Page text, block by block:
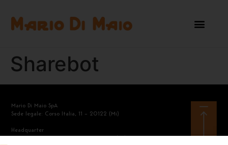
Sharebot
Mario Di Maio SpA
Sede legale: Corso Italia, 11 – 20122 (Mi)
Headquarter
Via A.Manzoni, 40 – 21040 Gerenzano (Va)